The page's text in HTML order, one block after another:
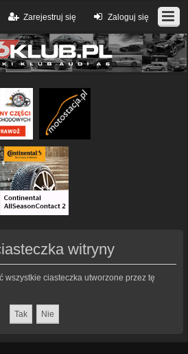
Zaloguj się
Zarejestruj się
witryny
wszystkie ciasteczka utworzone przez tę